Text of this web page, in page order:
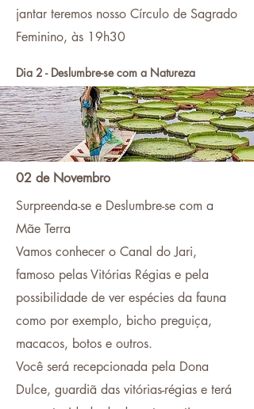
jantar teremos nosso Círculo de Sagrado
Feminino, às 19h30
Dia 2 - Deslumbre-se com a Natureza
02 de Novembro
Surpreenda-se e Deslumbre-se com a
Mãe Terra
Vamos conhecer o Canal do Jari,
famoso pelas Vitórias Régias e pela
possibilidade de ver espécies da fauna
como por exemplo, bicho preguiça,
macacos, botos e outros.
Você será recepcionada pela Dona
Dulce, guardiã das vitórias-régias e terá